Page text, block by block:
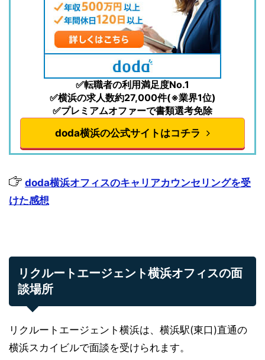
✅転職者の利用満足度No.1
✅横浜の求人数約27,000件(※業界1位)
✅プレミアムオファーで書類選考免除
doda横浜の公式サイトはコチラ
doda横浜オフィスのキャリアカウンセリングを受
けた感想
リクルートエージェント横浜オフィスの面
談場所
リクルートエージェント横浜は、横浜駅(東口)直通の
横浜スカイビルで面談を受けられます。